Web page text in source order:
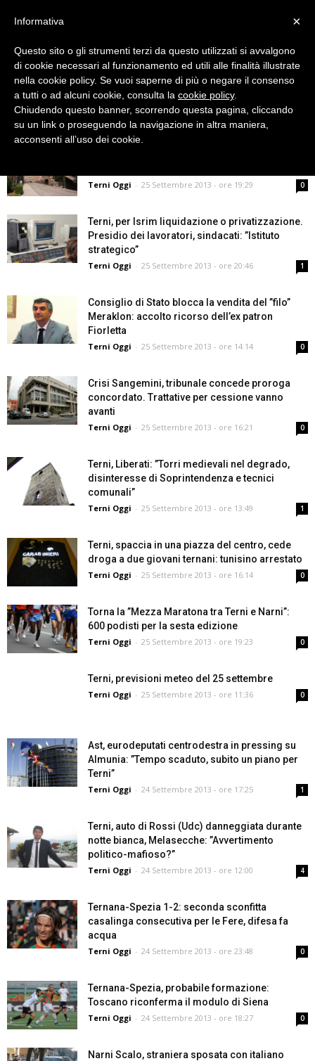
Archivi Mensili: Settembre 2013
Terni Oggi - 25 Settembre 2013 - ore 19:29 0
Terni, per Isrim liquidazione o privatizzazione.
Presidio dei lavoratori, sindacati: ”Istituto
strategico”
Terni Oggi - 25 Settembre 2013 - ore 20:46 1
Consiglio di Stato blocca la vendita del ”filo”
Meraklon: accolto ricorso dell’ex patron
Fiorletta
Terni Oggi - 25 Settembre 2013 - ore 14:14 0
Crisi Sangemini, tribunale concede proroga
concordato. Trattative per cessione vanno
avanti
Terni Oggi - 25 Settembre 2013 - ore 16:21 0
Terni, Liberati: ”Torri medievali nel degrado,
disinteresse di Soprintendenza e tecnici
comunali”
Terni Oggi - 25 Settembre 2013 - ore 13:49 1
Terni, spaccia in una piazza del centro, cede
droga a due giovani ternani: tunisino arrestato
Terni Oggi - 25 Settembre 2013 - ore 16:14 0
Torna la ”Mezza Maratona tra Terni e Narni”:
600 podisti per la sesta edizione
Terni Oggi - 25 Settembre 2013 - ore 19:23 0
Terni, previsioni meteo del 25 settembre
Terni Oggi - 25 Settembre 2013 - ore 11:36 0
Ast, eurodeputati centrodestra in pressing su
Almunia: ”Tempo scaduto, subito un piano per
Terni”
Terni Oggi - 24 Settembre 2013 - ore 17:25 1
Terni, auto di Rossi (Udc) danneggiata durante
notte bianca, Melasecche: ”Avvertimento
politico-mafioso?”
Terni Oggi - 24 Settembre 2013 - ore 12:00 4
Ternana-Spezia 1-2: seconda sconfitta
casalinga consecutiva per le Fere, difesa fa
acqua
Terni Oggi - 24 Settembre 2013 - ore 23:48 0
Ternana-Spezia, probabile formazione:
Toscano riconferma il modulo di Siena
Terni Oggi - 24 Settembre 2013 - ore 18:27 0
Narni Scalo, straniera sposata con italiano
×
Informativa
Questo sito o gli strumenti terzi da questo utilizzati si avvalgono
di cookie necessari al funzionamento ed utili alle finalità illustrate
nella cookie policy. Se vuoi saperne di più o negare il consenso
a tutti o ad alcuni cookie, consulta la cookie policy.
Chiudendo questo banner, scorrendo questa pagina, cliccando
su un link o proseguendo la navigazione in altra maniera,
acconsenti all’uso dei cookie.